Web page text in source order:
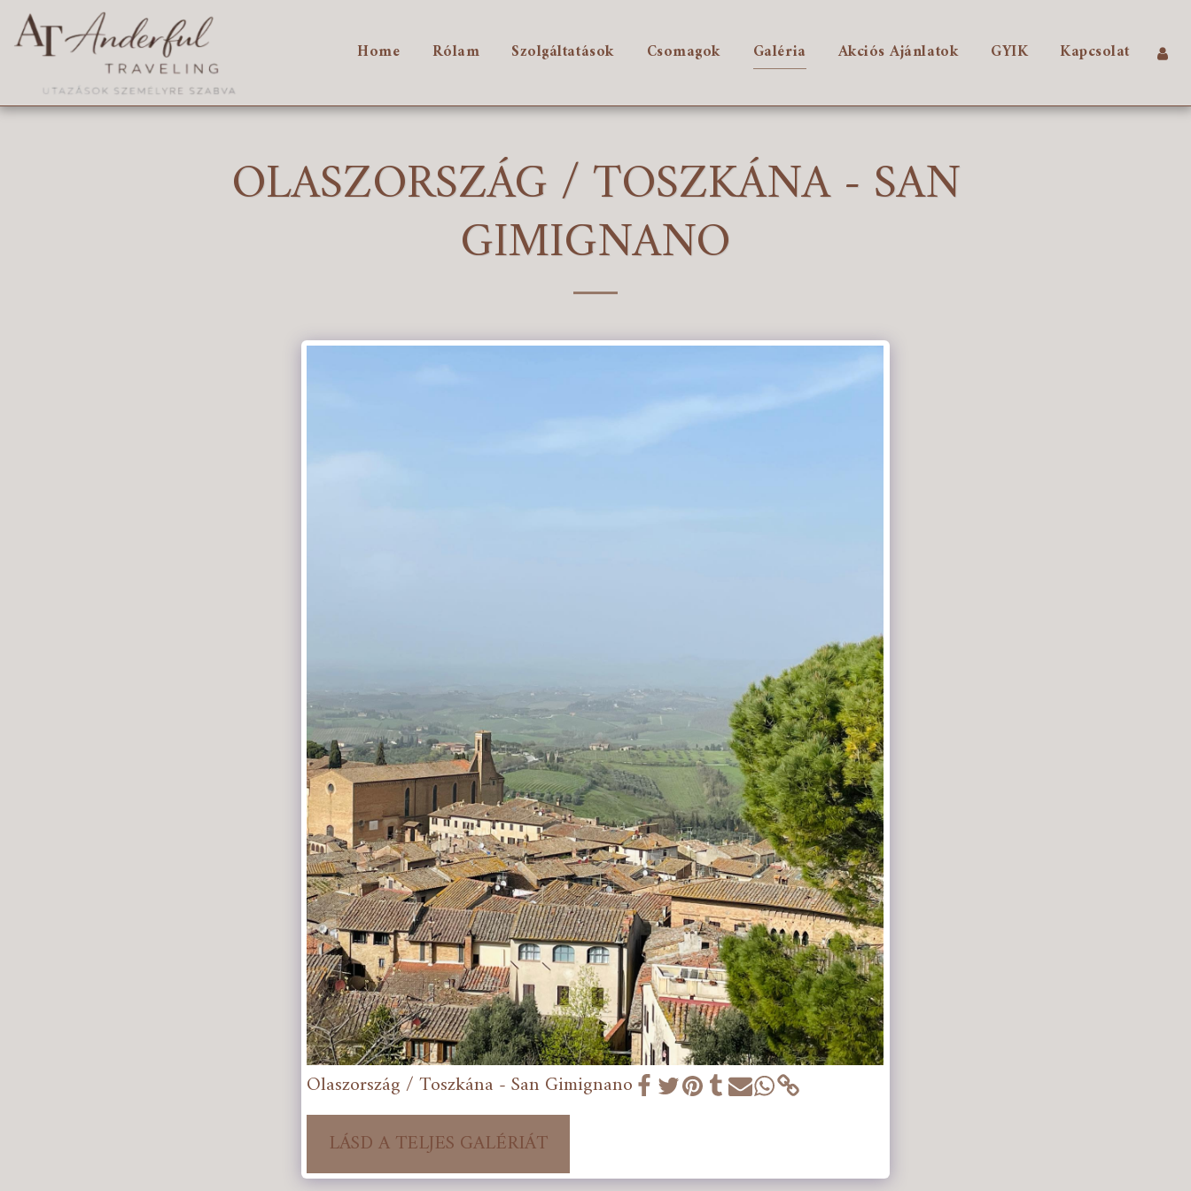
Home Rólam Szolgáltatások Csomagok Galéria Akciós Ajánlatok GYIK Kapcsolat
OLASZORSZÁG / TOSZKÁNA - SAN
GIMIGNANO
Olaszország / Toszkána - San Gimignano
LÁSD A TELJES GALÉRIÁT